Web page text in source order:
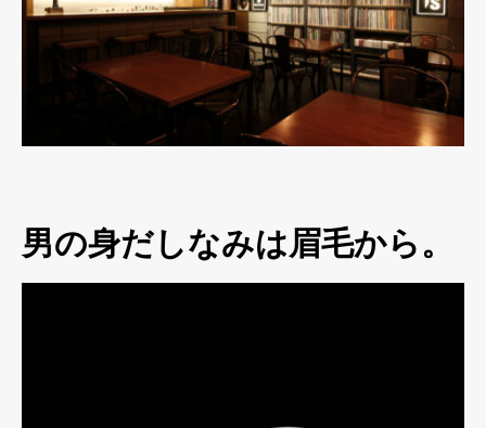
男の身だしなみは眉毛から。